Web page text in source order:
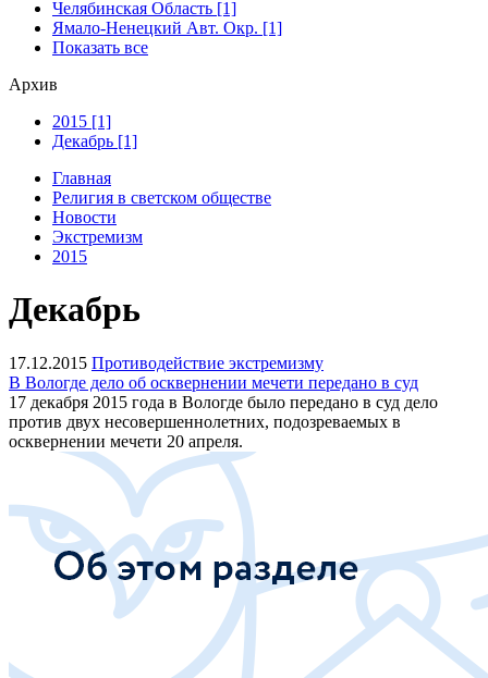
Челябинская Область [1]
Ямало-Ненецкий Авт. Окр. [1]
Показать все
Архив
2015 [1]
Декабрь [1]
Главная
Религия в светском обществе
Новости
Экстремизм
2015
Декабрь
17.12.2015 Противодействие экстремизму
В Вологде дело об осквернении мечети передано в суд
17 декабря 2015 года в Вологде было передано в суд дело
против двух несовершеннолетних, подозреваемых в
осквернении мечети 20 апреля.